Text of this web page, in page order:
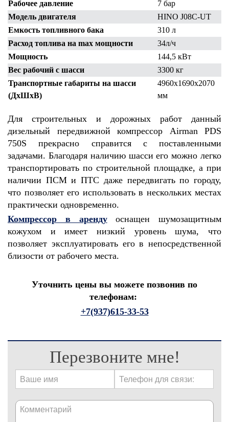
Рабочее давление
7 бар
Модель двигателя
HINO J08C-UT
Емкость топливного бака
310 л
Расход топлива на max мощности
34л/ч
Мощность
144,5 кВт
Вес рабочий с шасси
3300 кг
Транспортные габариты на шасси
(ДхШхВ)
4960х1690х2070
мм
Для строительных и дорожных работ данный
дизельный передвижной компрессор Airman PDS
750S прекрасно справится с поставленными
задачами. Благодаря наличию шасси его можно легко
транспортировать по строительной площадке, а при
наличии ПСМ и ПТС даже передвигать по городу,
что позволяет его использовать в нескольких местах
практически одновременно.
Компрессор в арендуоснащен шумозащитным
кожухом и имеет низкий уровень шума, что
позволяет эксплуатировать его в непосредственной
близости от рабочего места.
Уточнить цены вы можете позвонив по
телефонам:
+7(937)615-33-53
Перезвоните мне!